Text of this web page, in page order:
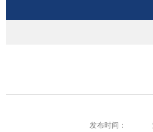
发布时间：